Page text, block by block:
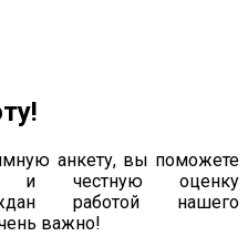
анкету, вы поможете
и честную оценку
работой нашего
важно!